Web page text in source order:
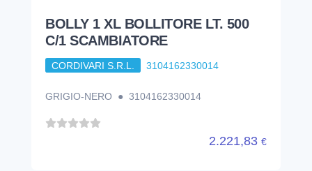
BOLLY 1 XL BOLLITORE LT. 500
C/1 SCAMBIATORE
CORDIVARI S.R.L. 3104162330014
GRIGIO-NERO ● 3104162330014
2.221,83 €